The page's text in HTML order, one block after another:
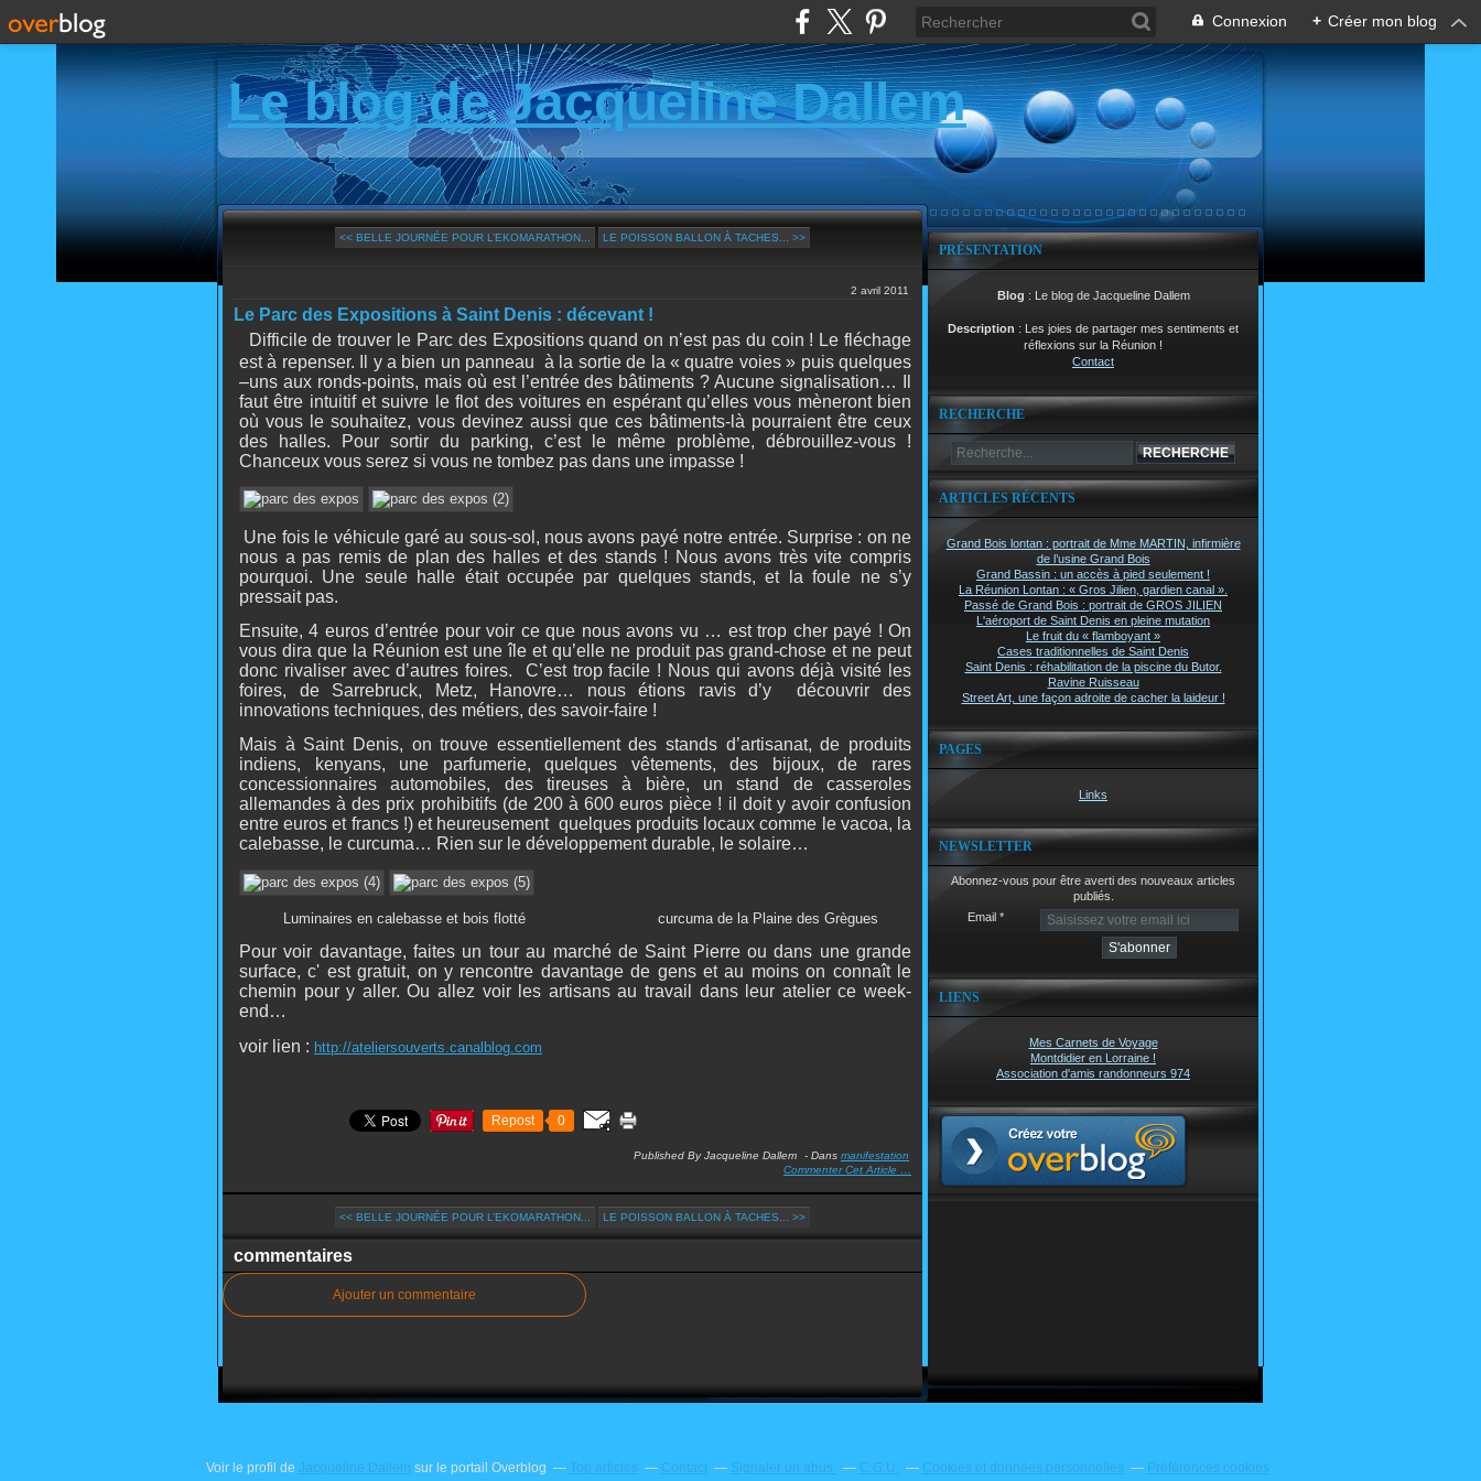
Connexion + Créer mon blog
Le blog de Jacqueline Dallem
<< BELLE JOURNÉE POUR L’EKOMARATHON... LE POISSON BALLON À TACHES... >>
2 avril 2011
Le Parc des Expositions à Saint Denis : décevant !
Difficile de trouver le Parc des Expositions quand on n’est pas du coin ! Le fléchage
est à repenser.
Il y a bien un panneau à la sortie de la « quatre voies » puis quelques
–uns aux ronds-points, mais où est l’entrée des bâtiments ? Aucune signalisation… Il
faut être intuitif et suivre le flot des voitures en espérant qu’elles vous mèneront bien
où vous le souhaitez, vous devinez aussi que ces bâtiments-là pourraient être ceux
des halles. Pour sortir du parking, c’est le même problème, débrouillez-vous !
Chanceux vous serez si vous ne tombez pas dans une impasse !
Une fois le véhicule garé au sous-sol, nous avons payé notre entrée. Surprise : on ne
nous a pas remis de plan des halles et des stands ! Nous avons très vite compris
pourquoi. Une seule halle était occupée par quelques stands, et la foule ne s’y
pressait pas.
Ensuite, 4 euros d’entrée pour voir ce que nous avons vu … est trop cher payé ! On
vous dira que la Réunion est une île et qu’elle ne produit pas grand-chose et ne peut
donc rivaliser avec d’autres foires.
C’est trop facile ! Nous qui avons déjà visité les
foires, de Sarrebruck, Metz, Hanovre… nous étions ravis d’y
découvrir des
innovations techniques, des métiers, des savoir-faire !
Mais à Saint Denis, on trouve essentiellement des stands d’artisanat, de produits
indiens, kenyans, une parfumerie, quelques vêtements, des bijoux, de rares
concessionnaires automobiles, des tireuses à bière, un stand de casseroles
allemandes à des prix prohibitifs (de 200 à 600 euros pièce ! il doit y avoir confusion
entre euros et francs !) et heureusement quelques produits locaux comme le vacoa, la
calebasse, le curcuma… Rien sur le développement durable, le solaire…
Luminaires en calebasse et bois flotté curcuma de la Plaine des Grègues
Pour voir davantage, faites un tour au marché de Saint Pierre ou dans une grande
surface, c' est gratuit, on y rencontre davantage de gens et au moins on connaît le
chemin pour y aller. Ou allez voir les artisans au travail dans leur atelier ce week-
end…
voir lien : http://ateliersouverts.canalblog.com
Repost 0
Published By Jacqueline Dallem - Dans manifestation
Commenter Cet Article
<< BELLE JOURNÉE POUR L’EKOMARATHON... LE POISSON BALLON À TACHES... >>
commentaires
Ajouter un commentaire
PRÉSENTATION
Blog : Le blog de Jacqueline Dallem
Description : Les joies de partager mes sentiments et
réflexions sur la Réunion !
Contact
RECHERCHE
ARTICLES RÉCENTS
Grand Bois lontan : portrait de Mme MARTIN, infirmière
de l’usine Grand Bois
Grand Bassin : un accès à pied seulement !
La Réunion Lontan : « Gros Jilien, gardien canal ».
Passé de Grand Bois : portrait de GROS JILIEN
L'aéroport de Saint Denis en pleine mutation
Le fruit du « flamboyant »
Cases traditionnelles de Saint Denis
Saint Denis : réhabilitation de la piscine du Butor.
Ravine Ruisseau
Street Art, une façon adroite de cacher la laideur !
PAGES
Links
NEWSLETTER
Abonnez-vous pour être averti des nouveaux articles
publiés.
Email
LIENS
Mes Carnets de Voyage
Montdidier en Lorraine !
Association d'amis randonneurs 974
Voir le profil de Jacqueline Dallem sur le portail Overblog Top articles Contact Signaler un abus C.G.U. Cookies et données personnelles Préférences cookies